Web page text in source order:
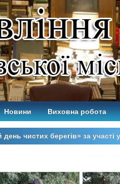
Новини Виховна робота
чистих берегів» за